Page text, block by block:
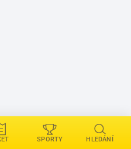
SPORTY HLEDÁNÍ